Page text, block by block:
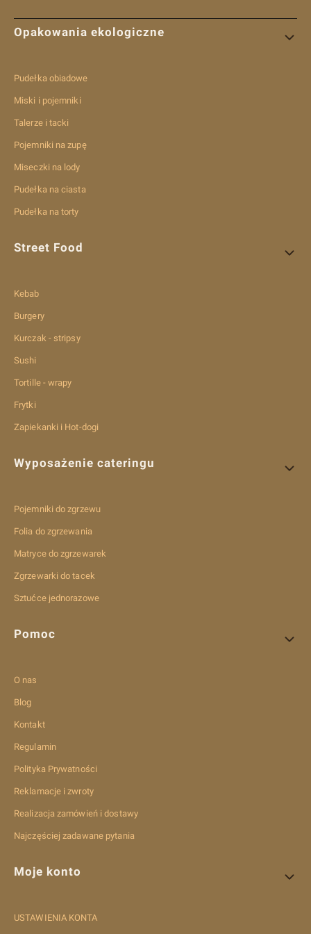
Linki w stopce
Opakowania ekologiczne
Pudełka obiadowe
Miski i pojemniki
Talerze i tacki
Pojemniki na zupę
Miseczki na lody
Pudełka na ciasta
Pudełka na torty
Street Food
Kebab
Burgery
Kurczak - stripsy
Sushi
Tortille - wrapy
Frytki
Zapiekanki i Hot-dogi
Wyposażenie cateringu
Pojemniki do zgrzewu
Folia do zgrzewania
Matryce do zgrzewarek
Zgrzewarki do tacek
Sztućce jednorazowe
Pomoc
O nas
Blog
Kontakt
Regulamin
Polityka Prywatności
Reklamacje i zwroty
Realizacja zamówień i dostawy
Najczęściej zadawane pytania
Moje konto
USTAWIENIA KONTA